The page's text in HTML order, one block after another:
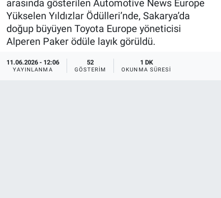
arasında gösterilen Automotive News Europe
Yükselen Yıldızlar Ödülleri’nde, Sakarya’da
doğup büyüyen Toyota Europe yöneticisi
Alperen Paker ödüle layık görüldü.
11.06.2026 - 12:06
YAYINLANMA
52
GÖSTERIM
1 DK
OKUNMA SÜRESI